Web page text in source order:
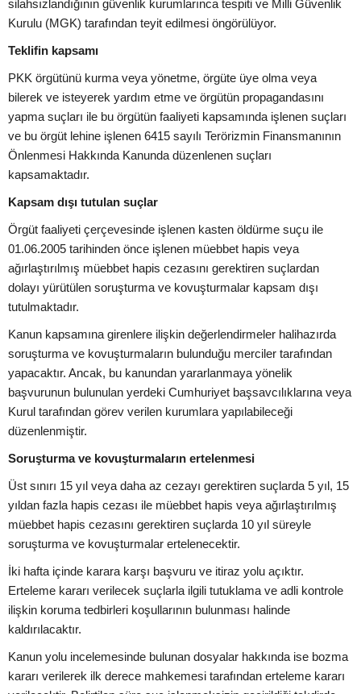
silahsızlandığının güvenlik kurumlarınca tespiti ve Milli Güvenlik
Kurulu (MGK) tarafından teyit edilmesi öngörülüyor.
Teklifin kapsamı
PKK örgütünü kurma veya yönetme, örgüte üye olma veya
bilerek ve isteyerek yardım etme ve örgütün propagandasını
yapma suçları ile bu örgütün faaliyeti kapsamında işlenen suçları
ve bu örgüt lehine işlenen 6415 sayılı Terörizmin Finansmanının
Önlenmesi Hakkında Kanunda düzenlenen suçları
kapsamaktadır.
Kapsam dışı tutulan suçlar
Örgüt faaliyeti çerçevesinde işlenen kasten öldürme suçu ile
01.06.2005 tarihinden önce işlenen müebbet hapis veya
ağırlaştırılmış müebbet hapis cezasını gerektiren suçlardan
dolayı yürütülen soruşturma ve kovuşturmalar kapsam dışı
tutulmaktadır.
Kanun kapsamına girenlere ilişkin değerlendirmeler halihazırda
soruşturma ve kovuşturmaların bulunduğu merciler tarafından
yapacaktır. Ancak, bu kanundan yararlanmaya yönelik
başvurunun bulunulan yerdeki Cumhuriyet başsavcılıklarına veya
Kurul tarafından görev verilen kurumlara yapılabileceği
düzenlenmiştir.
Soruşturma ve kovuşturmaların ertelenmesi
Üst sınırı 15 yıl veya daha az cezayı gerektiren suçlarda 5 yıl, 15
yıldan fazla hapis cezası ile müebbet hapis veya ağırlaştırılmış
müebbet hapis cezasını gerektiren suçlarda 10 yıl süreyle
soruşturma ve kovuşturmalar ertelenecektir.
İki hafta içinde karara karşı başvuru ve itiraz yolu açıktır.
Erteleme kararı verilecek suçlarla ilgili tutuklama ve adli kontrole
ilişkin koruma tedbirleri koşullarının bulunması halinde
kaldırılacaktır.
Kanun yolu incelemesinde bulunan dosyalar hakkında ise bozma
kararı verilerek ilk derece mahkemesi tarafından erteleme kararı